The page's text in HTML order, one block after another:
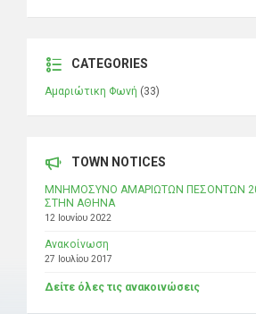
CATEGORIES
Αμαριώτικη Φωνή (33)
TOWN NOTICES
ΜΝΗΜΟΣΥΝΟ ΑΜΑΡΙΩΤΩΝ ΠΕΣΟΝΤΩΝ
ΣΤΗΝ ΑΘΗΝΑ
12 Ιουνίου 2022
Ανακοίνωση
27 Ιουλίου 2017
Δείτε όλες τις ανακοινώσεις